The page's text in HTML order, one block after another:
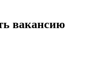
вакансию